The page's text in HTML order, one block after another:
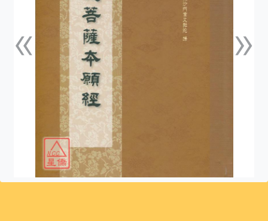
«上一張 »下一